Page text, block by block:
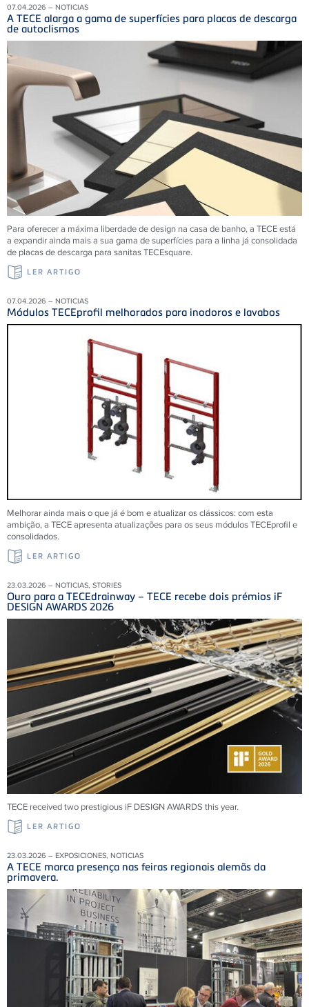
07.04.2026 – NOTICIAS
A TECE alarga a gama de superfícies para placas de descarga
de autoclismos
Para oferecer a máxima liberdade de design na casa de banho, a TECE está
a expandir ainda mais a sua gama de superfícies para a linha já consolidada
de placas de descarga para sanitas TECEsquare.
LER ARTIGO
07.04.2026 – NOTICIAS
Módulos TECEprofil melhorados para inodoros e lavabos
Melhorar ainda mais o que já é bom e atualizar os clássicos: com esta
ambição, a TECE apresenta atualizações para os seus módulos TECEprofil e
consolidados.
LER ARTIGO
23.03.2026 – NOTICIAS, STORIES
Ouro para a TECEdrainway – TECE recebe dois prémios iF
DESIGN AWARDS 2026
TECE received two prestigious iF DESIGN AWARDS this year.
LER ARTIGO
23.03.2026 – EXPOSICIONES, NOTICIAS
A TECE marca presença nas feiras regionais alemãs da
primavera.